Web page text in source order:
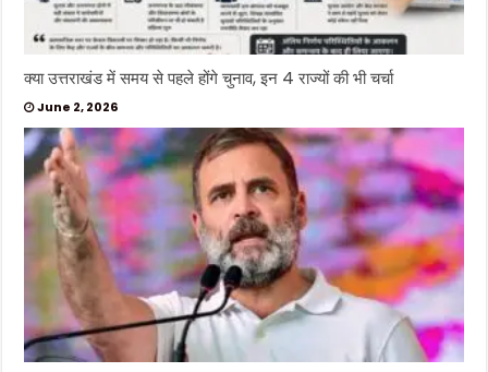
क्या उत्तराखंड में समय से पहले होंगे चुनाव, इन 4 राज्यों की भी चर्चा
June 2, 2026